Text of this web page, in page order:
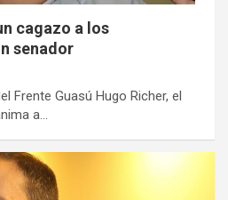
cagazo a los
senador
Frente Guasú Hugo Richer, el
a…